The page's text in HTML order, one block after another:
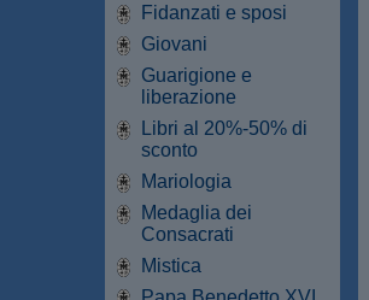
Fidanzati e sposi
Giovani
Guarigione e
liberazione
Libri al 20%-50% di
sconto
Mariologia
Medaglia dei
Consacrati
Mistica